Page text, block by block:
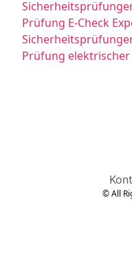
Prüfung E-Check
Prüfung elektrischer
© All